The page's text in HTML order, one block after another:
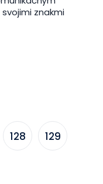
znakmi
128 129